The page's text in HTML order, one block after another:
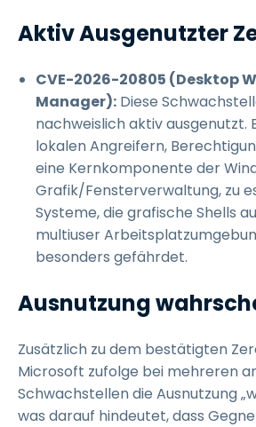
Aktiv Ausgenutzter
CVE-2026-20805 (Desktop
Manager): Diese
nachweislich aktiv ausgenutzt.
lokalen Angreifern,
eine Kernkomponente der
Grafik/Fensterverwaltung, zu
Systeme, die grafische Shells
multiuser
besonders gefährdet.
Ausnutzung
Zusätzlich zu dem bestätigten
Microsoft zufolge bei mehreren
Schwachstellen die Ausnutzung
was darauf hindeutet, dass